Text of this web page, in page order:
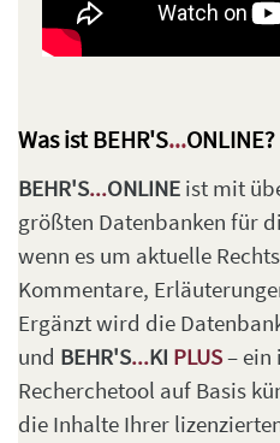
Was ist BEHR'S...ONLINE?
BEHR'S...ONLINE ist mit
größten Datenbanken für
wenn es um aktuelle
Kommentare,
Ergänzt wird die
und BEHR'S...KI PLUS– ein
Recherchetool auf Basis
die Inhalte Ihrer